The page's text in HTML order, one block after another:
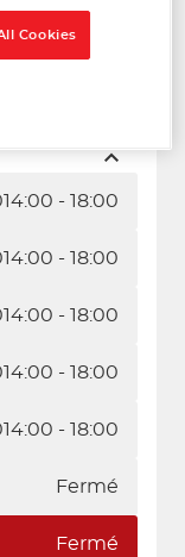
14:00 - 18:00
14:00 - 18:00
14:00 - 18:00
14:00 - 18:00
14:00 - 18:00
Fermé
Fermé
Cookies